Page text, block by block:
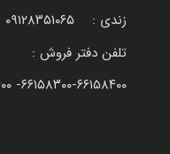
زندی : ۰۹۱۲۸۳۵۱۰۶۵
تلفن دفتر فروش :
۶۶۱۵۸۳۰۰-۶۶۱۵۸۴۰۰- ۶۶۱۵۸۵۰۰-۶۶۱۵۸۶۰۰ (۰۲۱)